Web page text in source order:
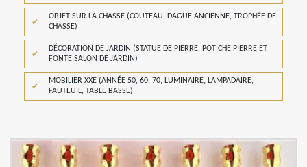
OBJET SUR LA CHASSE (COUTEAU, DAGUE ANCIENNE, TROPHÉE DE
CHASSE)
DÉCORATION DE JARDIN (STATUE DE PIERRE, POTICHE PIERRE ET
FONTE SALON DE JARDIN)
MOBILIER XXE (ANNÉE 50, 60, 70, LUMINAIRE, LAMPADAIRE,
FAUTEUIL, TABLE BASSE)